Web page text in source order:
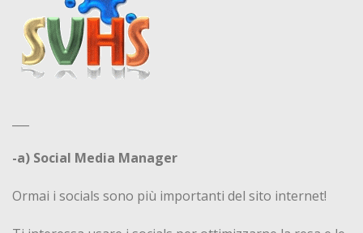
-a) Social Media Manager
Ormai i socials sono più importanti del sito internet!